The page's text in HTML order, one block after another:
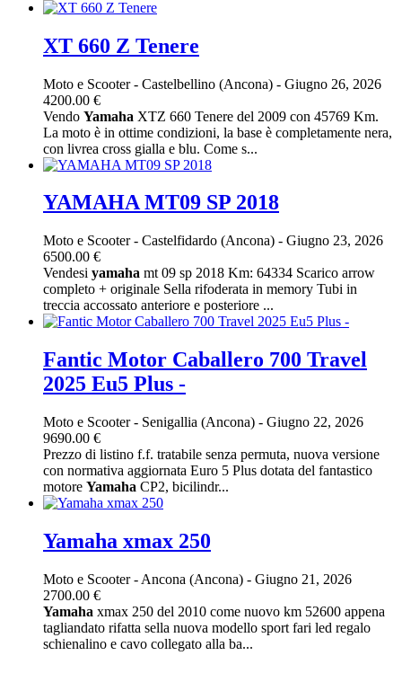
XT 660 Z Tenere
Moto e Scooter- Castelbellino (Ancona) - Giugno 26, 2026
4200.00 €
Vendo Yamaha XTZ 660 Tenere del 2009 con 45769 Km.
La moto è in ottime condizioni, la base è completamente nera,
con livrea cross gialla e blu. Come s...
YAMAHA MT09 SP 2018
Moto e Scooter- Castelfidardo (Ancona) - Giugno 23, 2026
6500.00 €
Vendesi yamaha mt 09 sp 2018 Km: 64334 Scarico arrow
completo + originale Sella rifoderata in memory Tubi in
treccia accossato anteriore e posteriore ...
Fantic Motor Caballero 700 Travel
2025 Eu5 Plus -
Moto e Scooter- Senigallia (Ancona) - Giugno 22, 2026
9690.00 €
Prezzo di listino f.f. tratabile senza permuta, nuova versione
con normativa aggiornata Euro 5 Plus dotata del fantastico
motore Yamaha CP2, bicilindr...
Yamaha xmax 250
Moto e Scooter- Ancona (Ancona) - Giugno 21, 2026
2700.00 €
Yamaha xmax 250 del 2010 come nuovo km 52600 appena
tagliandato rifatta sella nuova modello sport fari led regalo
schienalino e cavo collegato alla ba...